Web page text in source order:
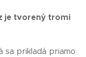
je tvorený tromi
sa prikladá priamo